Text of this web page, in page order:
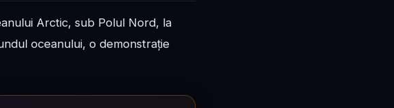
Arctic, sub Polul Nord, la
oceanului, o demonstrație